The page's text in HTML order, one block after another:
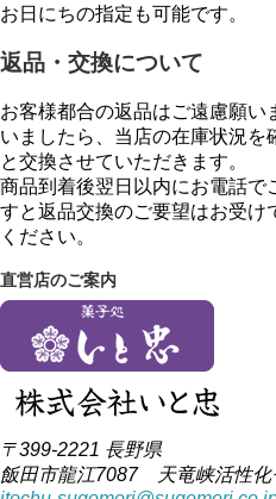
お日にちの指定も可能です。
返品・交換について
お客様都合の返品はご遠慮願
いましたら、当店の在庫状況を
と交換させていただきます。
商品到着後翌日以内にお電話で
すと返品交換のご要望はお受け
ください。
直営店のご案内
〒399-2221 長野県
飯田市龍江7087 天竜峡活性化